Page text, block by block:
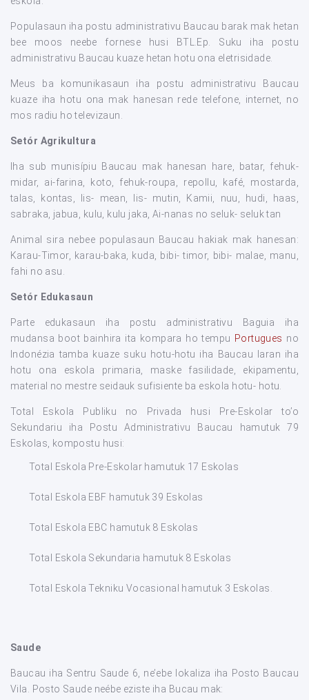
Populasaun iha postu administrativu Baucau barak mak hetan
bee moos neebe fornese husi BTL.Ep. Suku iha postu
administrativu Baucau kuaze hetan hotu ona eletrisidade.
Meus ba komunikasaun iha postu administrativu Baucau
kuaze iha hotu ona mak hanesan rede telefone, internet, no
mos radiu ho televizaun.
Setór Agrikultura
Iha sub munisípiu Baucau mak hanesan hare, batar, fehuk-
midar, ai-farina, koto, fehuk-roupa, repollu, kafé, mostarda,
talas, kontas, lis- mean, lis- mutin, Kamii, nuu, hudi, haas,
sabraka, jabua, kulu, kulu jaka, Ai-nanas no seluk- seluk tan
Animal sira nebee populasaun Baucau hakiak mak hanesan:
Karau-Timor, karau-baka, kuda, bibi- timor, bibi- malae, manu,
fahi no asu.
Setór Edukasaun
Parte edukasaun iha postu administrativu Baguia iha
mudansa boot bainhira ita kompara ho tempu Portugues no
Indonézia tamba kuaze suku hotu-hotu iha Baucau laran iha
hotu ona eskola primaria, maske fasilidade, ekipamentu,
material no mestre seidauk sufisiente ba eskola hotu- hotu.
Total Eskola Publiku no Privada husi Pre-Eskolar to’o
Sekundariu iha Postu Administrativu Baucau hamutuk 79
Eskolas, kompostu husi:
Total Eskola Pre-Eskolar hamutuk 17 Eskolas
Total Eskola EBF hamutuk 39 Eskolas
Total Eskola EBC hamutuk 8 Eskolas
Total Eskola Sekundaria hamutuk 8 Eskolas
Total Eskola Tekniku Vocasional hamutuk 3 Eskolas.
Saude
Baucau iha Sentru Saude 6, ne’ebe lokaliza iha Posto Baucau
Vila. Posto Saude neébe eziste iha Bucau mak: